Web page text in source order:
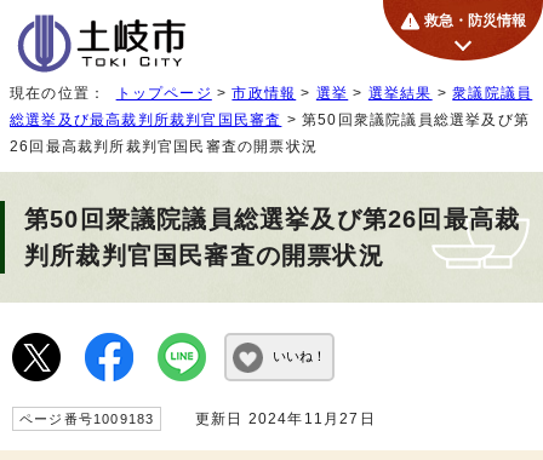
救急・防災情報
現在の位置： トップページ >市政情報 > 選挙 > 選挙結果 >衆議院議員
総選挙及び最高裁判所裁判官国民審査 > 第50回衆議院議員総選挙及び第
26回最高裁判所裁判官国民審査の開票状況
第50回衆議院議員総選挙及び第26回最高裁
判所裁判官国民審査の開票状況
いいね！
ページ番号1009183 更新日 2024年11月27日